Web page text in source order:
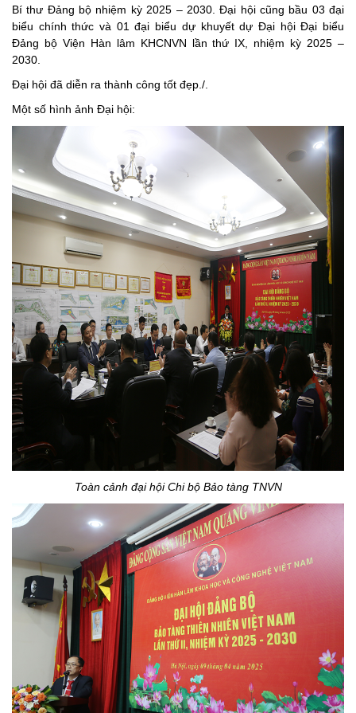
Bí thư Đảng bộ nhiệm kỳ 2025 – 2030. Đại hội cũng bầu 03 đại
biểu chính thức và 01 đại biểu dự khuyết dự Đại hội Đại biểu
Đảng bộ Viện Hàn lâm KHCNVN lần thứ IX, nhiệm kỳ 2025 –
2030.
Đại hội đã diễn ra thành công tốt đẹp./.
Một số hình ảnh Đại hội:
Toàn cảnh đại hội Chi bộ Bảo tàng TNVN